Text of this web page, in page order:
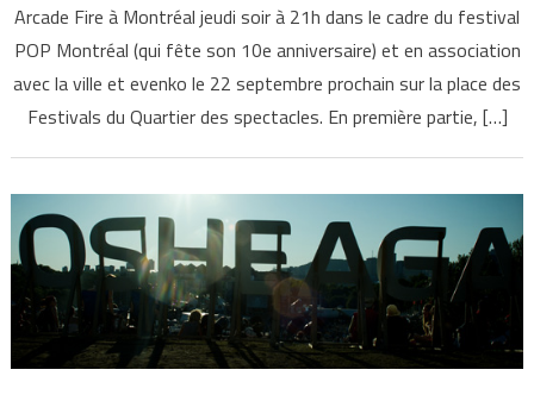
Arcade Fire à Montréal jeudi soir à 21h dans le cadre du festival
POP Montréal (qui fête son 10e anniversaire) et en association
avec la ville et evenko le 22 septembre prochain sur la place des
Festivals du Quartier des spectacles. En première partie, […]